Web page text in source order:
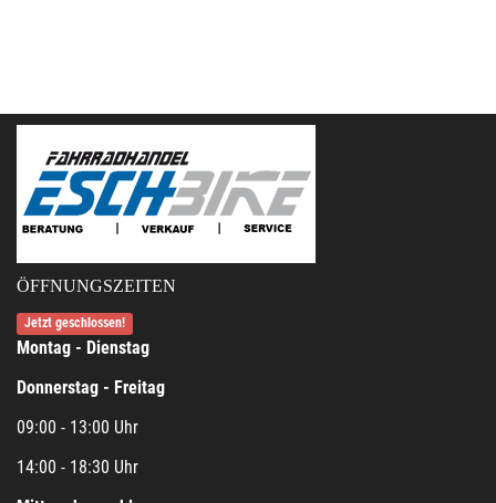
ÖFFNUNGSZEITEN
Jetzt geschlossen!
Montag - Dienstag
Donnerstag - Freitag
09:00 - 13:00 Uhr
14:00 - 18:30 Uhr